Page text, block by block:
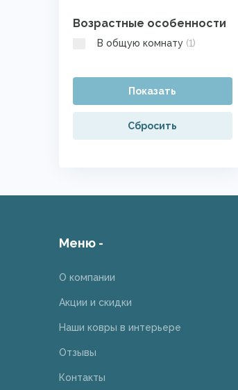
Возрастные особенности
В общую комнату (1)
Показать
Сбросить
Меню -
О компании
Акции и скидки
Наши ковры в интерьере
Отзывы
Контакты